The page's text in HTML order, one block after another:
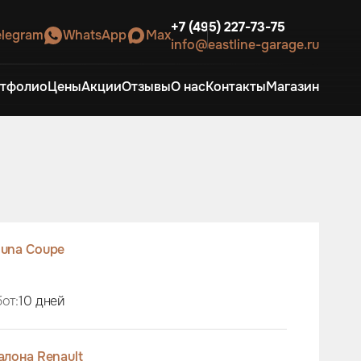
WhatsApp Max+7 (495) 227-73-75
info@eastline-garage.ru
ЦеныАкцииОтзывыО насКонтактыМагазин
Coupe
10 дней
Renault